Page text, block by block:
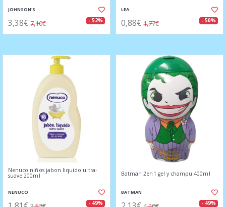
JOHNSON'S
3,38€ 7,10€ - 52%
LEA
0,88€ 1,77€ - 50%
Nenuco niños jabon liquido ultra-
suave 200ml
NENUCO
- 49%
Batman 2en1 gel y champu 400ml
BATMAN
- 49%